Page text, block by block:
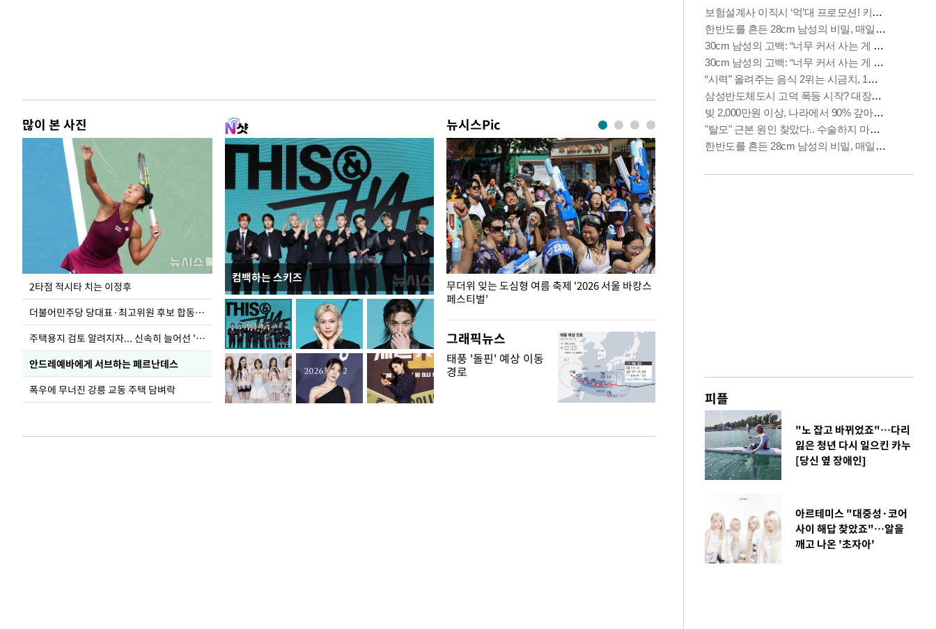
많이 본 사진
2타점 적시타 치는 이정후
더불어민주당 당대표·최고위원 후보 합동연설회
주택용지 검토 알려지자... 신속히 늘어선 '근조화환'
안드레예바에게 서브하는 페르난데스
폭우에 무너진 강릉 교동 주택 담벼락
컴백하는 스키즈
뉴시스Pic
청와대 일주일
무더위 잊는 도심형 여름 축제 '2026 서울 바캉스
페스티벌'
그래픽뉴스
태풍 '돌핀' 예상 이동
경로
피플
"노 잡고 바뀌었죠"…다리
잃은 청년 다시 일으킨 카누
[당신 옆 장애인]
아르테미스 "대중성·코어
사이 해답 찾았죠"…알을
깨고 나온 '초자아'